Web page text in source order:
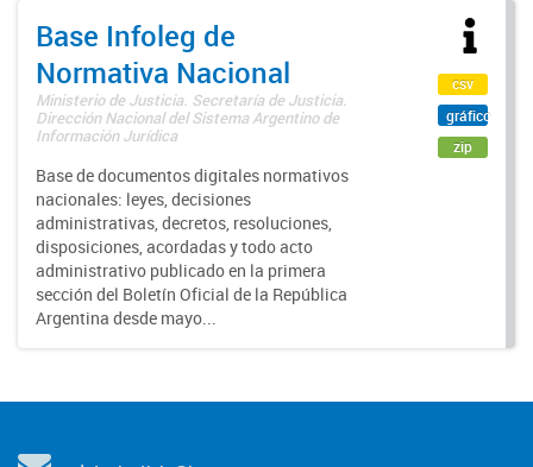
Base Infoleg de
Normativa Nacional
Ministerio de Justicia. Secretaría de Justicia.
Dirección Nacional del Sistema Argentino de
Información Jurídica
Base de documentos digitales normativos
nacionales: leyes, decisiones
administrativas, decretos, resoluciones,
disposiciones, acordadas y todo acto
administrativo publicado en la primera
sección del Boletín Oficial de la República
Argentina desde mayo...
csv
gráfico
zip